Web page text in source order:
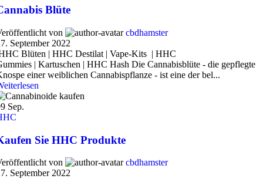
Blüte
von
cbdhamster
September 2022
Blüten | HHC Destilat | Vape-Kits | HHC
| Kartuschen | HHC Hash Die Cannabisblüte - die gepflegte
einer weiblichen Cannabispflanze - ist eine der bel...
Sep.
Sie HHC Produkte
von
cbdhamster
September 2022